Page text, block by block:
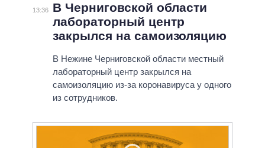
13:36
В Черниговской области
лабораторный центр
закрылся на самоизоляцию
В Нежине Черниговской области местный
лабораторный центр закрылся на
самоизоляцию из-за коронавируса у одного
из сотрудников.